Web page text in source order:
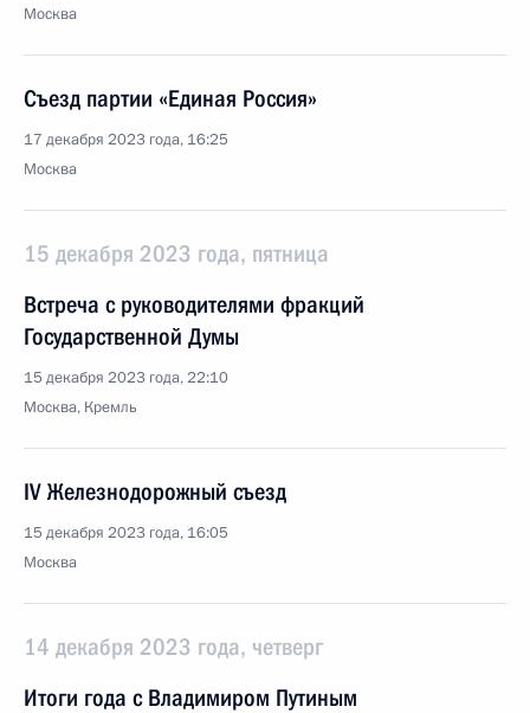
Москва
Съезд партии «Единая Россия»
17 декабря 2023 года, 16:25
Москва
15 декабря 2023 года, пятница
Встреча с руководителями фракций
Государственной Думы
15 декабря 2023 года, 22:10
Москва, Кремль
IV Железнодорожный съезд
15 декабря 2023 года, 16:05
Москва
14 декабря 2023 года, четверг
Итоги года с Владимиром Путиным